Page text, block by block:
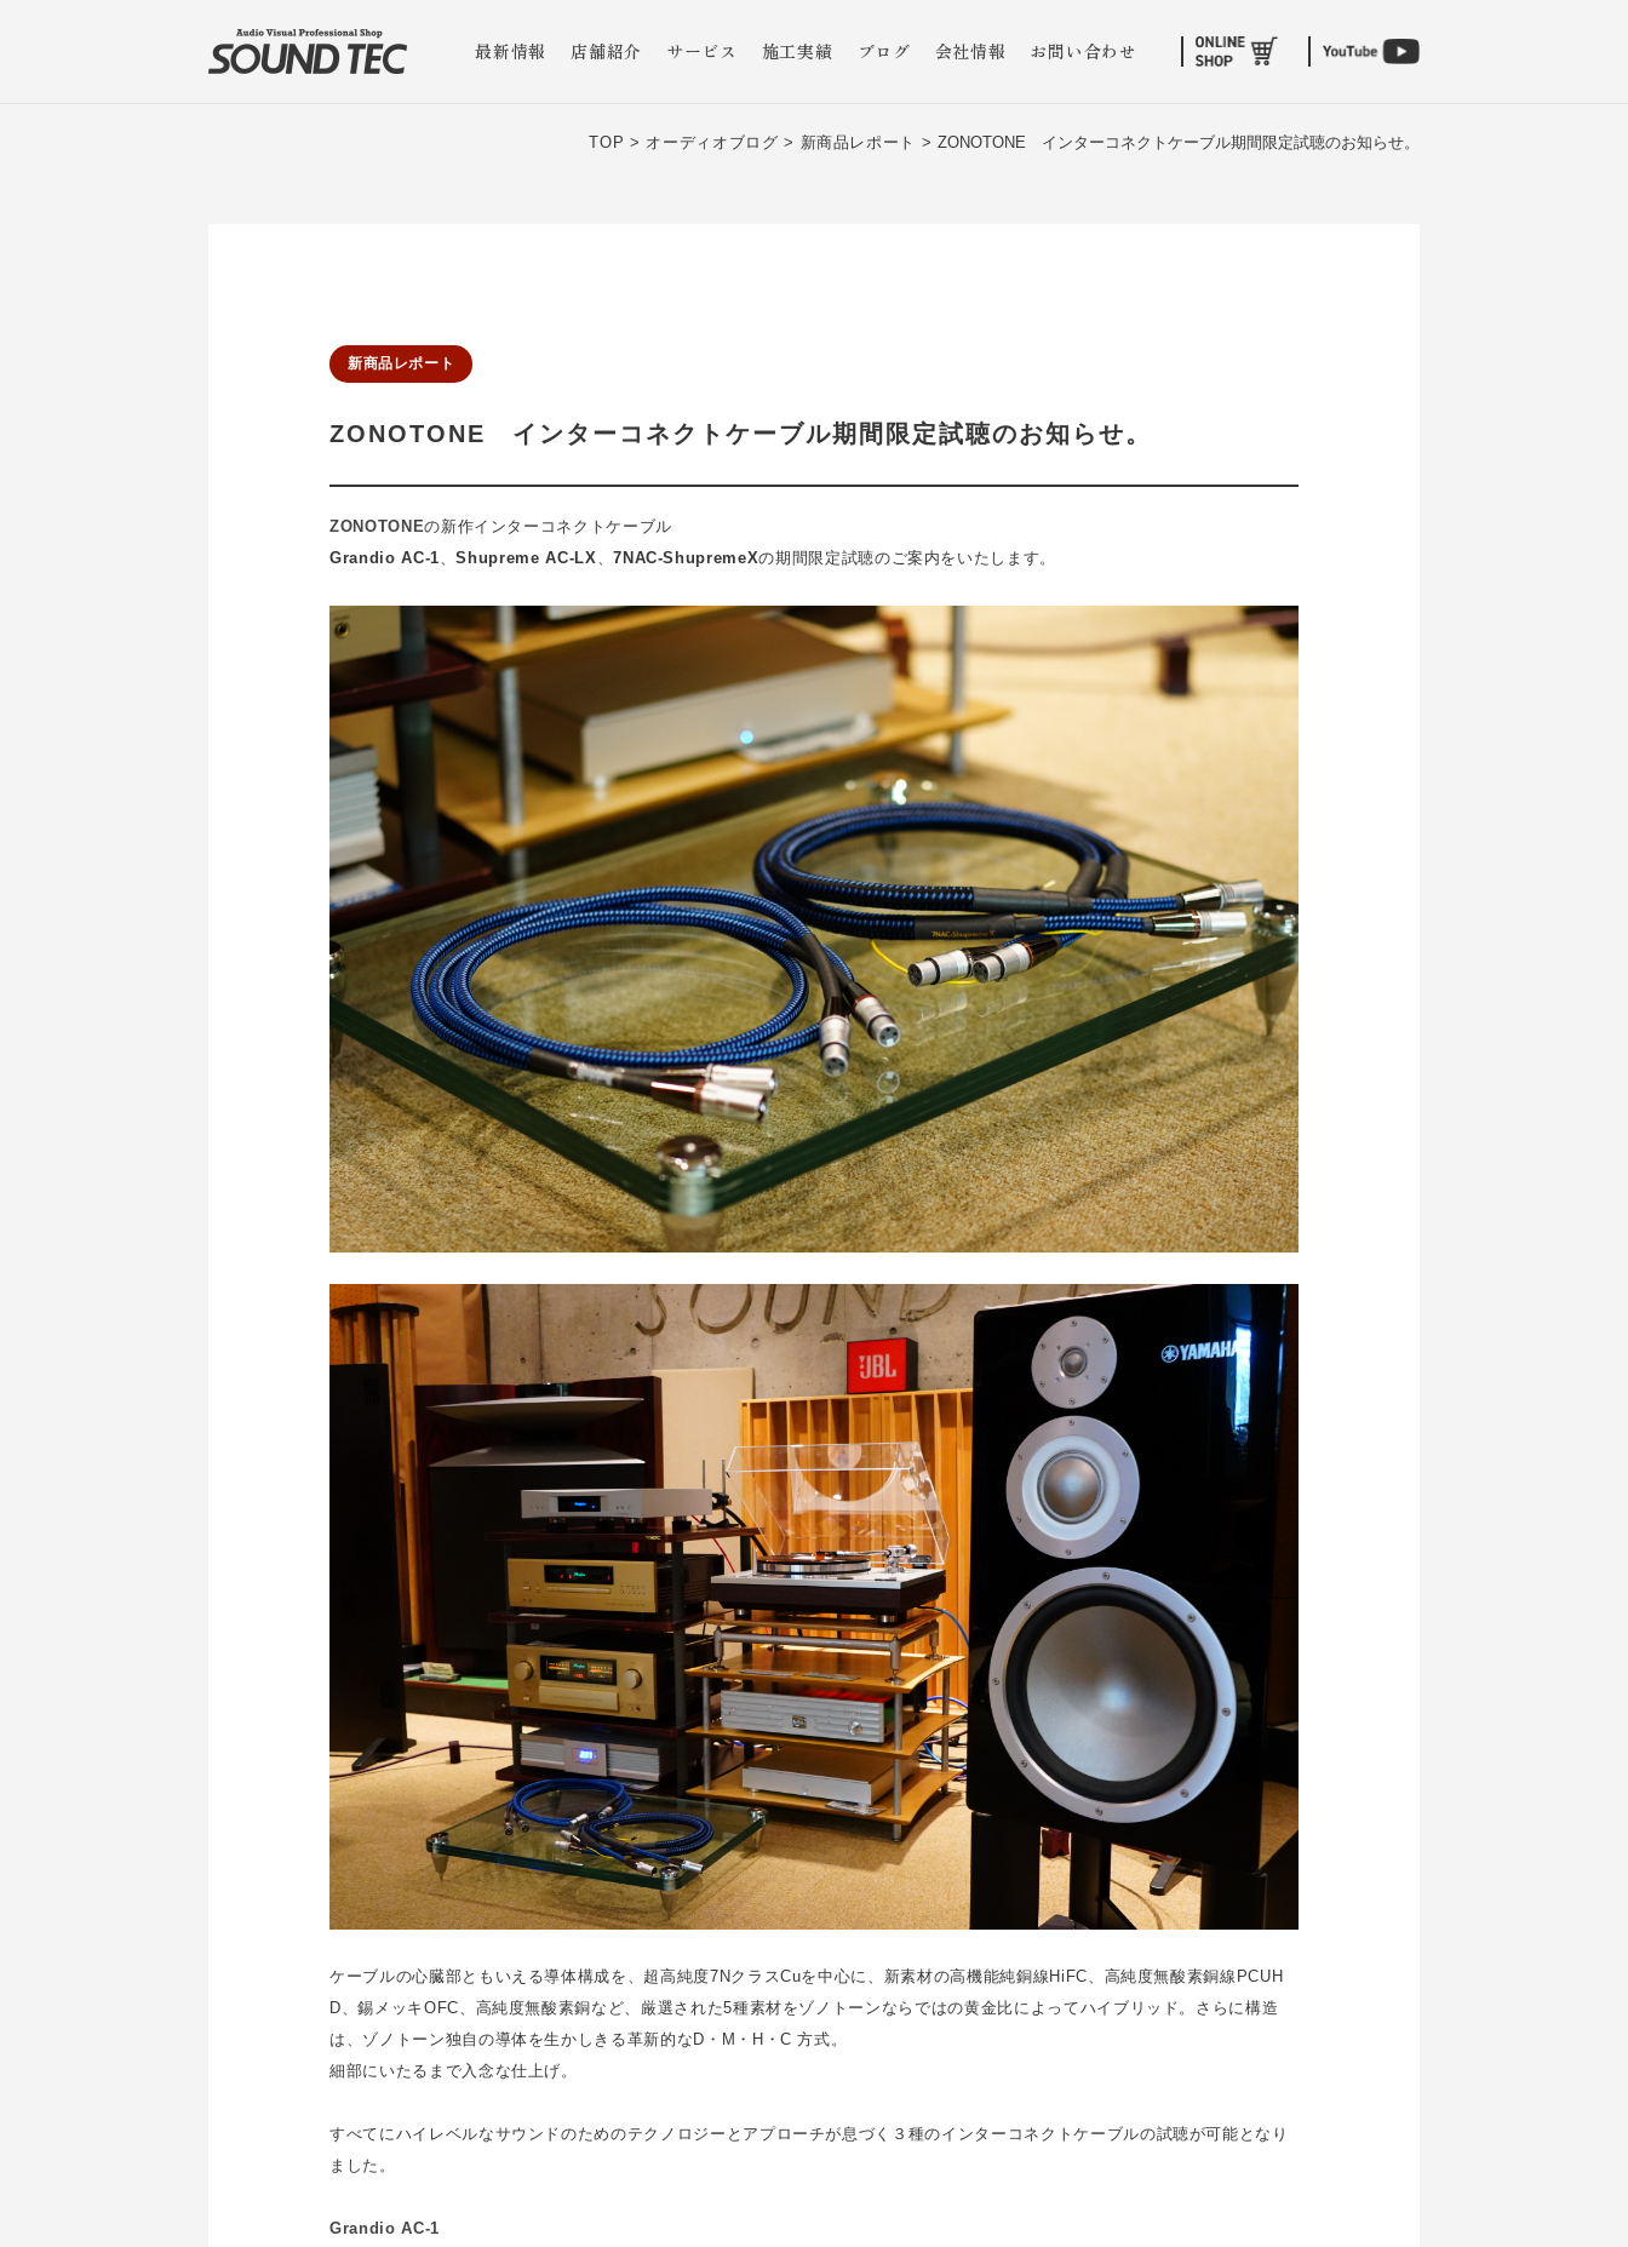
最新情報 店舗紹介 サービス 施工実績 ブログ 会社情報 お問い合わせ
TOP > オーディオブログ > 新商品レポート > ZONOTONE インターコネクトケーブル期間限定試聴のお知らせ。
新商品レポート
ZONOTONE インターコネクトケーブル期間限定試聴のお知らせ。
ZONOTONEの新作インターコネクトケーブル
Grandio AC-1、Shupreme AC-LX、7NAC-ShupremeXの期間限定試聴のご案内をいたします。
ケーブルの心臓部ともいえる導体構成を、超高純度7NクラスCuを中心に、新素材の高機能純銅線HiFC、高純度無酸素銅線PCUH
D、錫メッキOFC、高純度無酸素銅など、厳選された5種素材をゾノトーンならではの黄金比によってハイブリッド。さらに構造
は、ゾノトーン独自の導体を生かしきる革新的なD・M・H・C 方式。
細部にいたるまで入念な仕上げ。
すべてにハイレベルなサウンドのためのテクノロジーとアプローチが息づく３種のインターコネクトケーブルの試聴が可能となり
ました。
Grandio AC-1